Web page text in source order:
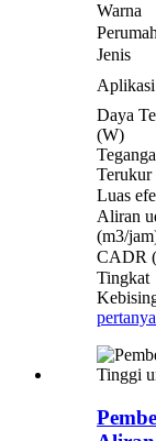
Warna
Jenis
Aplikasi
Daya
(W)
Luas
Aliran
(m3/
CADR
Tingkat